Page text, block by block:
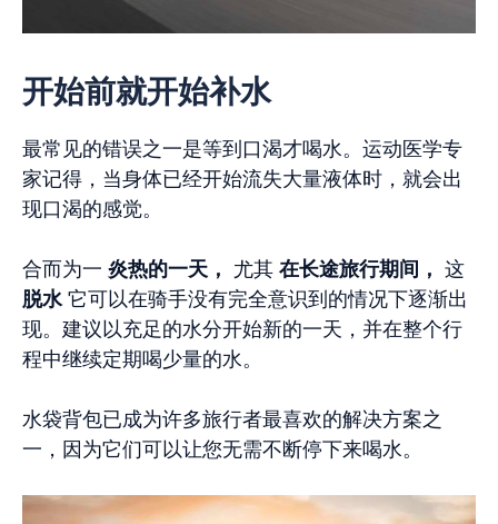
开始前就开始补水
最常见的错误之一是等到口渴才喝水。运动医学专
家记得，当身体已经开始流失大量液体时，就会出
现口渴的感觉。
合而为一 炎热的一天， 尤其 在长途旅行期间， 这
脱水它可以在骑手没有完全意识到的情况下逐渐出
现。建议以充足的水分开始新的一天，并在整个行
程中继续定期喝少量的水。
水袋背包已成为许多旅行者最喜欢的解决方案之
一，因为它们可以让您无需不断停下来喝水。